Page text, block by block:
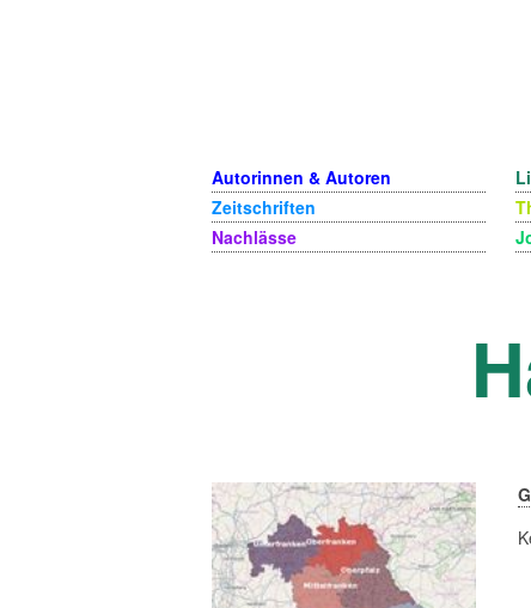
Autorinnen & Autoren
Zeitschriften
Nachlässe